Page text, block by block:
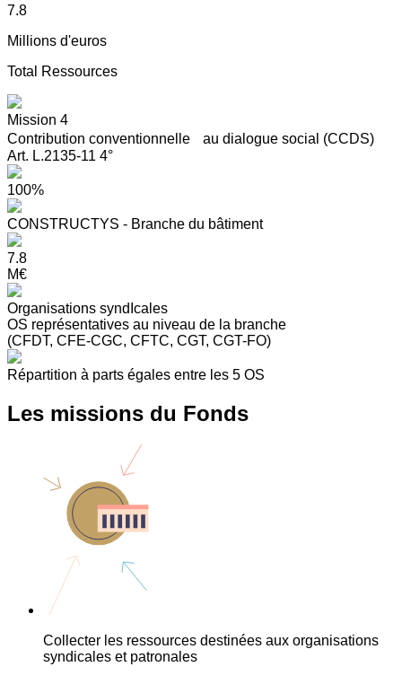
7.8
Millions d'euros
Total Ressources
Mission 4
Contribution conventionnelle au dialogue social (CCDS)
Art. L.2135-11 4°
100%
CONSTRUCTYS - Branche du bâtiment
7.8
M€
Organisations syndIcales
OS représentatives au niveau de la branche
(CFDT, CFE-CGC, CFTC, CGT, CGT-FO)
Répartition à parts égales entre les 5 OS
Les missions du Fonds
Collecter les ressources destinées aux organisations
syndicales et patronales